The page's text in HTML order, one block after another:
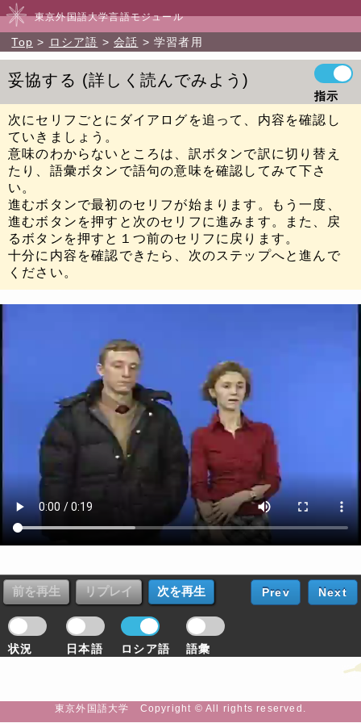
東京外国語大学言語モジュール
Top ロシア語 会話 学習者用
妥協する 詳しく読んでみよう
指示
次にセリフごとにダイアログを追って、内容を確認し
ていきましょう。
意味のわからないところは、訳ボタンで訳に切り替え
たり、語彙ボタンで語句の意味を確認してみて下さ
い。
進むボタンで最初のセリフが始まります。もう一度、
進むボタンを押すと次のセリフに進みます。また、戻
るボタンを押すと１つ前のセリフに戻ります。
十分に内容を確認できたら、次のステップへと進んで
ください。
状況 日本語 ロシア語 語彙
Prev Next
東京外国語大学 Copyright © All rights reserved.